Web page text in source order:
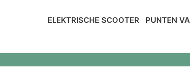
ELEKTRISCHE SCOOTER PUNTEN